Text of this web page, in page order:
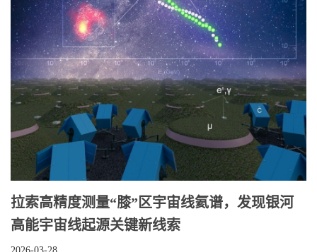
拉索高精度测量“膝”区宇宙线氦谱，发现银河
高能宇宙线起源关键新线索